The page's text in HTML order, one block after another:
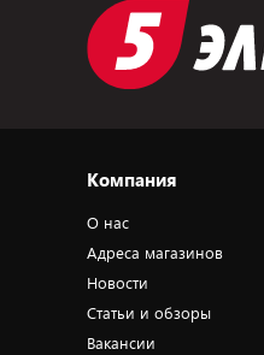
Компания
О нас
Адреса магазинов
Новости
Статьи и обзоры
Вакансии